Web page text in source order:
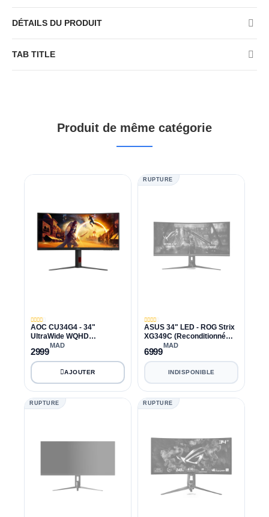
DÉTAILS DU PRODUIT
TAB TITLE
Produit de même catégorie
AOC CU34G4 - 34"
UltraWide WQHD
3440x1440 - 200Hz - 0.3ms
- Fast VA Curved 1500R -
HDR10 - Adaptive Sync
2999
MAD
RUPTURE
ASUS 34" LED - ROG Strix
XG349C (Reconditionné
AVEC EMBALLAGE)
6999
MAD
INDISPONIBLE
RUPTURE RUPTURE